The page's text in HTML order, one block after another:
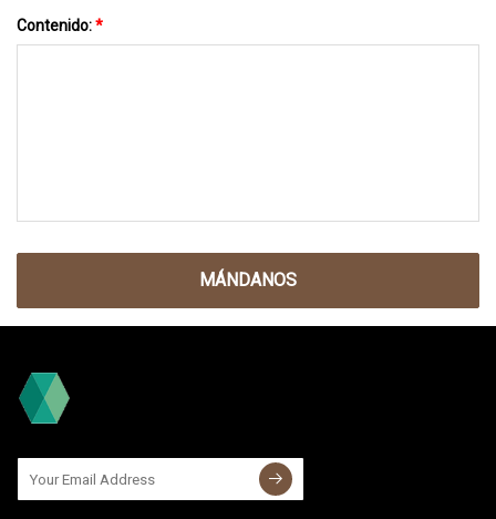
Contenido:*
MÁNDANOS